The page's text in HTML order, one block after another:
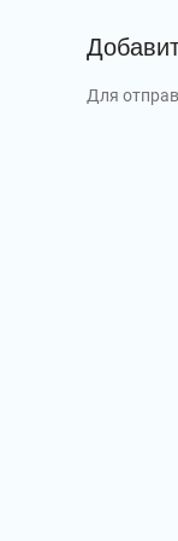
Для